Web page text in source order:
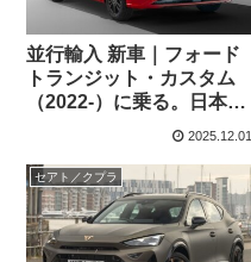
並行輸入 新車｜フォード
トランジット・カスタム
（2022-）に乗る。日本未
導入LCVの概要・スペッ
2025.12.01
セアト／クプラ